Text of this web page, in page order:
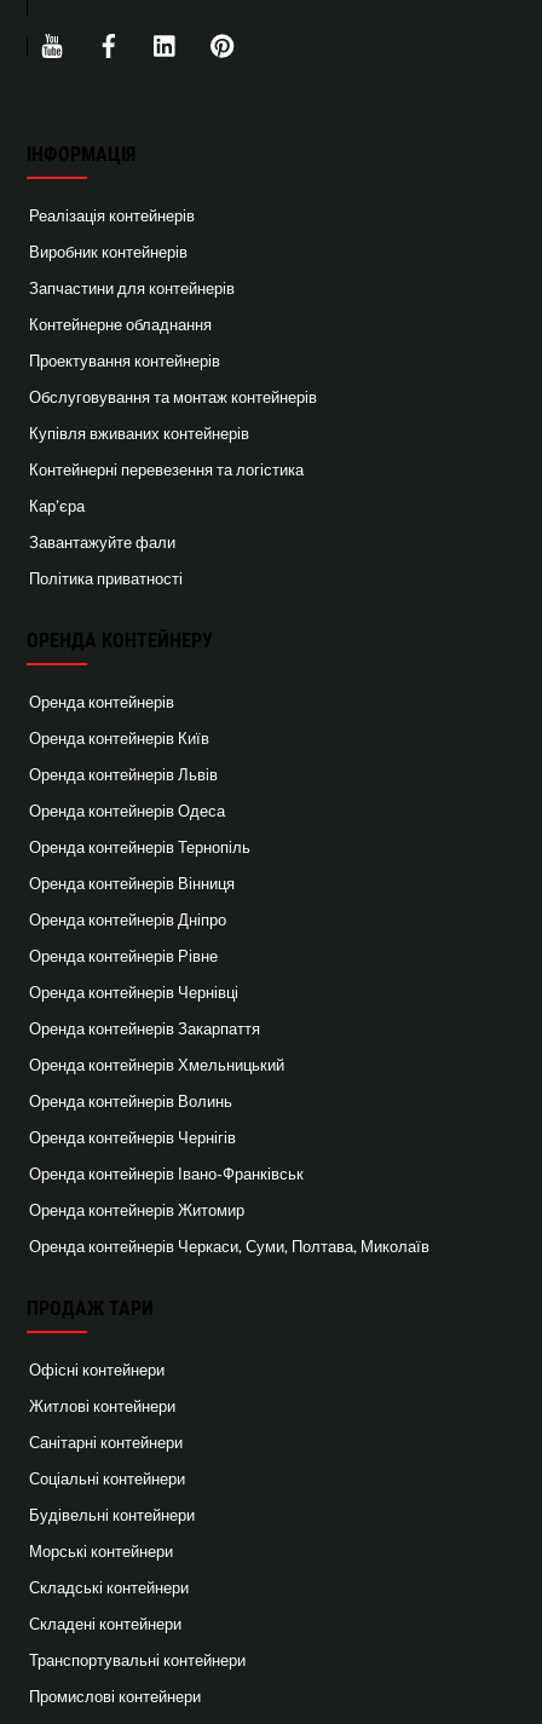
Youtube Linkedin
ІНФОРМАЦІЯ
Реалізація контейнерів
Виробник контейнерів
Запчастини для контейнерів
Контейнерне обладнання
Проектування контейнерів
Обслуговування та монтаж контейнерів
Купівля вживаних контейнерів
Контейнерні перевезення та логістика
Кар’єра
Завантажуйте фали
Політика приватності
ОРЕНДА КОНТЕЙНЕРУ
Оренда контейнерів
Оренда контейнерів Київ
Оренда контейнерів Львів
Оренда контейнерів Одеса
Оренда контейнерів Тернопіль
Оренда контейнерів Вінниця
Оренда контейнерів Дніпро
Оренда контейнерів Рівне
Оренда контейнерів Чернівці
Оренда контейнерів Закарпаття
Оренда контейнерів Хмельницький
Оренда контейнерів Волинь
Оренда контейнерів Чернігів
Оренда контейнерів Івано-Франківськ
Оренда контейнерів Житомир
Оренда контейнерів Черкаси, Суми, Полтава, Миколаїв
ПРОДАЖ ТАРИ
Офісні контейнери
Житлові контейнери
Санітарні контейнери
Соціальні контейнери
Будівельні контейнери
Морські контейнери
Складські контейнери
Складені контейнери
Транспортувальні контейнери
Промислові контейнери